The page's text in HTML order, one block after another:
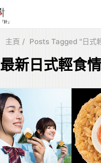
主頁 Posts Tagged "日式
最新日式輕食